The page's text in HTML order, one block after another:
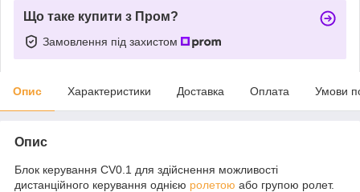
Що таке купити з Пром?
Замовлення під захистом
Опис Характеристики Доставка Оплата Умови
Опис
Блок керування CV0.1 для здійснення можливості
дистанційного керування однією ролетою або групою ролет.